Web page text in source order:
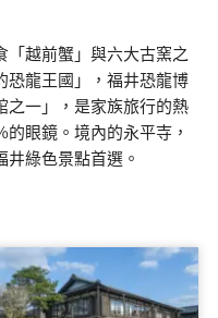
越前蟹」與六大古窯之
恐龍王國」，福井恐龍博
之一」，是家族旅行的熱
眼鏡。境內的永平寺，
綠色景點首選。